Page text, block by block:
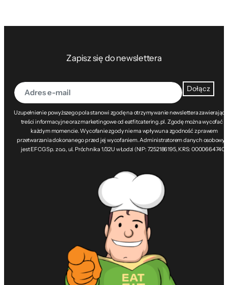
Zapisz się do newslettera
Uzupełnienie powyższego pola stanowi zgodę na otrzymywanie newslettera
treści informacyjne oraz marketingowe od eatfitcatering.pl. Zgodę można wycofać w
każdym momencie. Wycofanie zgody nie ma wpływu na zgodność z prawem
przetwarzania dokonanego przed jej wycofaniem. Administratorem danych
jest EFCG Sp. z o.o., ul. Próchnika 1/32U w Łodzi (NIP: 7252186195, KRS: 0000664740).
Dołącz